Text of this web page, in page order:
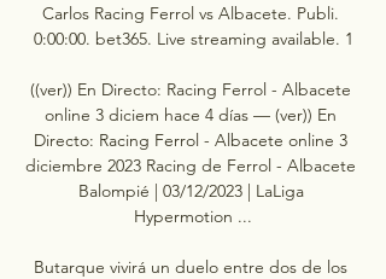
Carlos Racing Ferrol vs Albacete. Publi.
0:00:00. bet365. Live streaming available. 1
((ver)) En Directo: Racing Ferrol - Albacete
online 3 diciem hace 4 días — (ver)) En
Directo: Racing Ferrol - Albacete online 3
diciembre 2023 Racing de Ferrol - Albacete
Balompié | 03/12/2023 | LaLiga
Hypermotion ...
Butarque vivirá un duelo entre dos de los